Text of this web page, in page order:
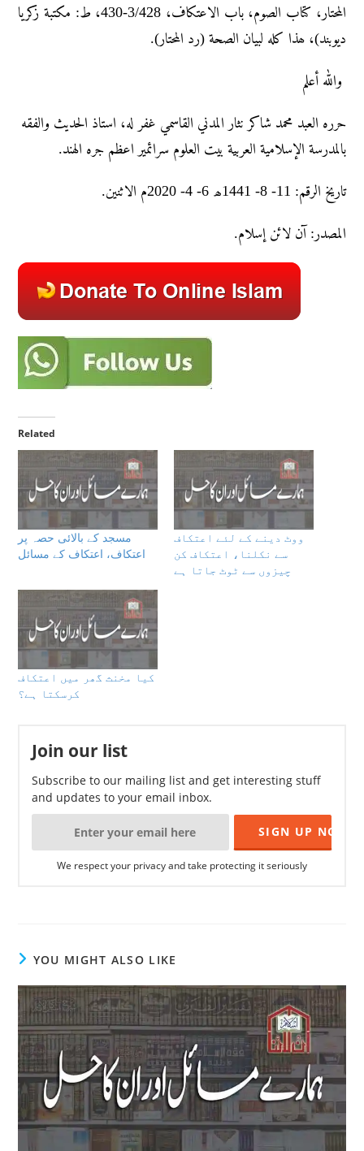
المحتار، کتاب الصوم، باب الاعتکاف، 3/428-430، ط: مکتبة زکریا
دیوبند)، ھذا کله لبیان الصحة (رد المحتار).
والله أعلم
حرره العبد محمد شاکر نثار المدني القاسمي غفر له، استاذ الحديث والفقه
بالمدرسة الإسلامية العربية بيت العلوم سرائمير اعظم جره الهند.
تاريخ الرقم: 11- 8- 1441ھ 6- 4- 2020م الاثنین.
المصدر: آن لائن إسلام.
Related
مسجد کے بالائی حصہ پر
ووٹ دینے کے لئے اعتکاف
سے نکلنا، اعتکاف کن
چیزوں سے ٹوٹ جاتا ہے
کیا مخنث گھر میں اعتکاف
کرسکتا ہے؟
Join our list
Subscribe to our mailing list and get interesting stuff
and updates to your email inbox.
We respect your privacy and take protecting it seriously
YOU MIGHT ALSO LIKE